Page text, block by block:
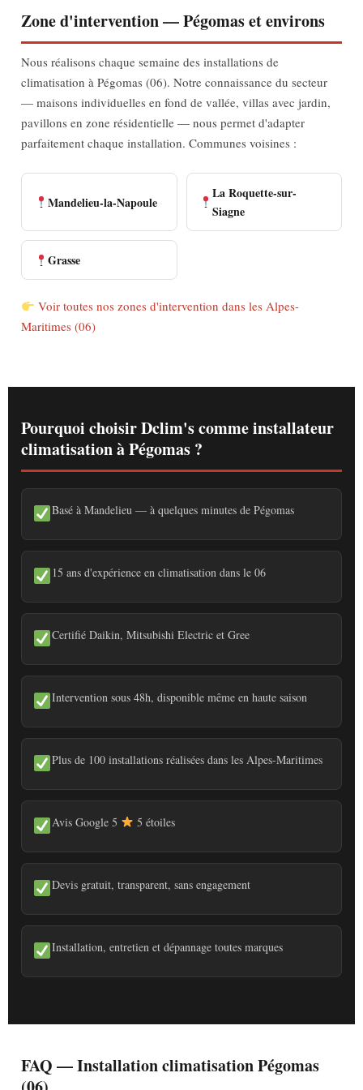
Zone d'intervention — Pégomas et environs
Nous réalisons chaque semaine des installations de
climatisation à Pégomas (06). Notre connaissance du secteur
— maisons individuelles en fond de vallée, villas avec jardin,
pavillons en zone résidentielle — nous permet d'adapter
parfaitement chaque installation. Communes voisines :
Mandelieu-la-Napoule
La Roquette-sur-
Siagne
Grasse
Voir toutes nos zones d'intervention dans les Alpes-
Maritimes (06)
Pourquoi choisir Dclim's comme installateur
climatisation à Pégomas ?
Basé à Mandelieu — à quelques minutes de Pégomas
15 ans d'expérience en climatisation dans le 06
Certifié Daikin, Mitsubishi Electric et Gree
Intervention sous 48h, disponible même en haute saison
Plus de 100 installations réalisées dans les Alpes-Maritimes
Avis Google 5 5 étoiles
Devis gratuit, transparent, sans engagement
Installation, entretien et dépannage toutes marques
FAQ — Installation climatisation Pégomas